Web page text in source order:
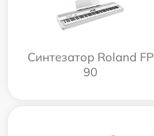
Синтезатор Roland FP
90